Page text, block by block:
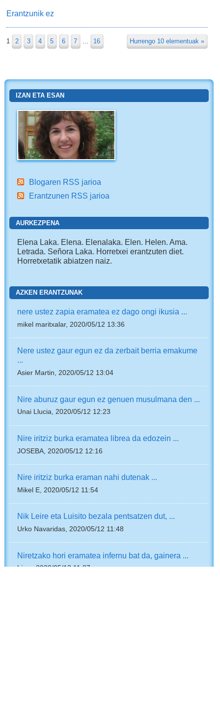
Erantzunik ez
Hurrengo 10 elementuak »
1 2 3 4 5 6 7 ... 16
IZAN ETA ESAN
Blogaren RSS jarioa
Erantzunen RSS jarioa
AURKEZPENA
Elena Laka. Elena. Elenalaka. Elen. Helen. Ama.
Letrada. Señora Laka. Horretxei erantzuten diet.
Horretxetatik abiatzen naiz.
AZKEN ERANTZUNAK
nere ustez zapia eramatea ez dago ongi ikusia ...
mikel maritxalar, 2020/05/12 13:36
Nere ustez gaur egun ez da zerbait berria emakume
...
Asier Martin, 2020/05/12 13:04
Nire aburuz gaur egun ez genuen musulmana den ...
Unai Llucia, 2020/05/12 12:23
Nire iritziz burka eramatea librea da edozein ...
JOSEBA, 2020/05/12 12:16
Nire iritziz burka eraman nahi dutenak ...
Mikel E, 2020/05/12 11:54
Nik Leire eta Luisito bezala pentsatzen dut, ...
Urko Navaridas, 2020/05/12 11:48
Niretzako hori eramatea infernu bat da, gainera ...
Lizar, 2020/05/12 11:37